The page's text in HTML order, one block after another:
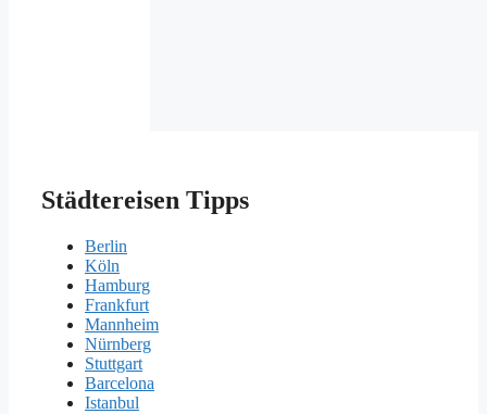
Städtereisen Tipps
Berlin
Köln
Hamburg
Frankfurt
Mannheim
Nürnberg
Stuttgart
Barcelona
Istanbul